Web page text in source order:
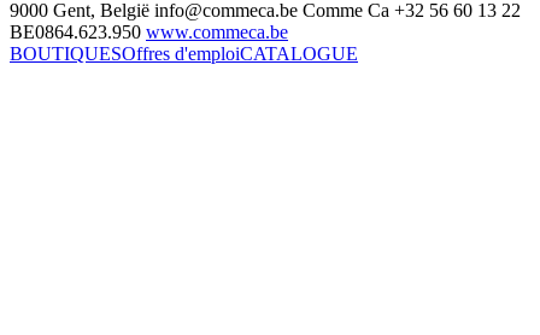
9000 Gent, België info@commeca.be Comme Ca +32 56 60 13 22
BE0864.623.950 www.commeca.be
BOUTIQUESOffres d'emploiCATALOGUE